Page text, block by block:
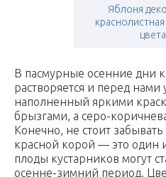
Яблоня
В пасмурные осенние дни
растворяется и перед
наполненный яркими
брызгами, а серо-
Конечно, не стоит
красной корой — это один
плоды кустарников могут
осенне-зимний период.